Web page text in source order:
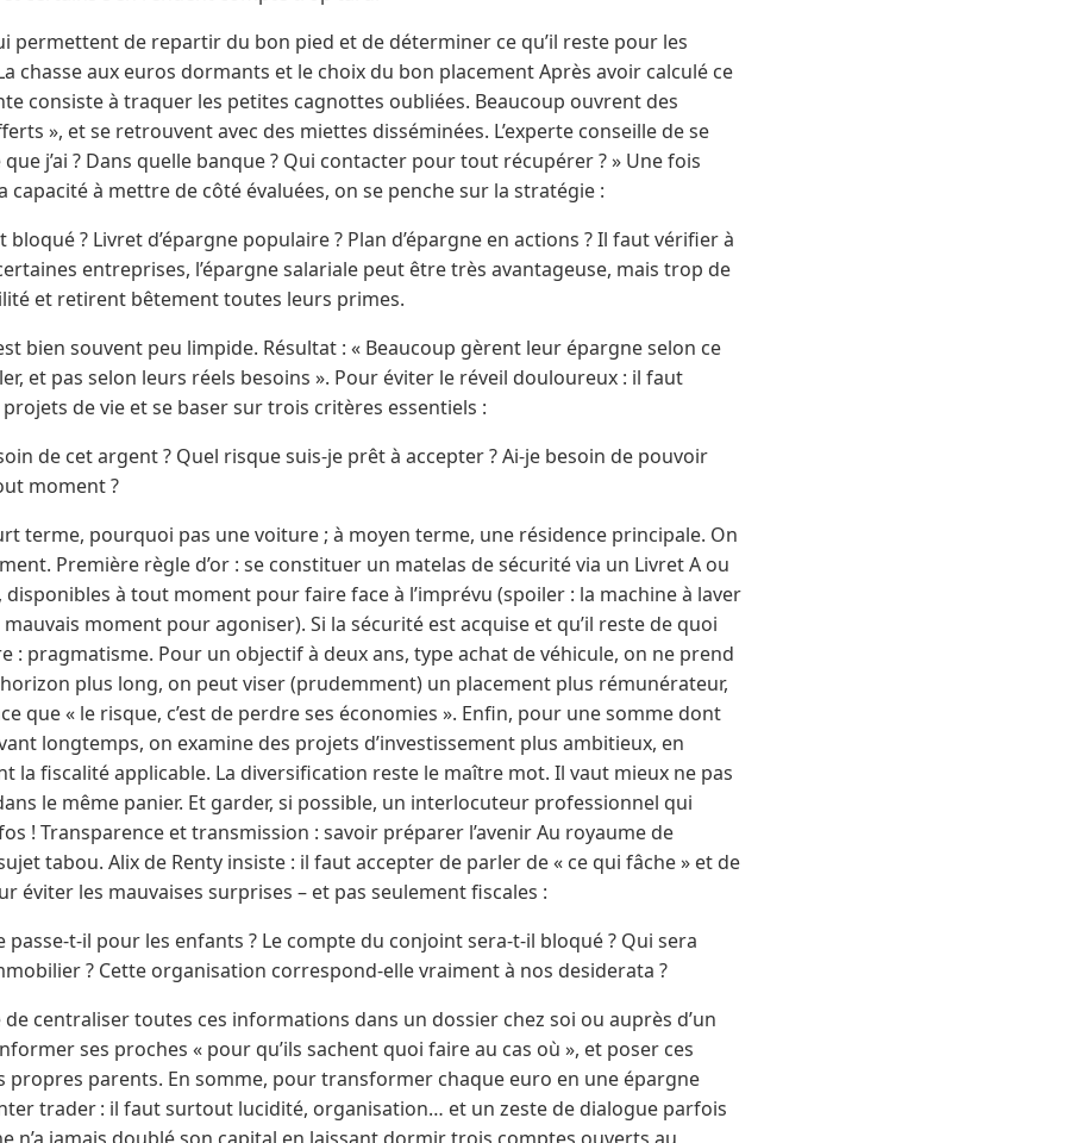
permettent de repartir du bon pied et de déterminer ce qu’il reste pour les
chasse aux euros dormants et le choix du bon placement Après avoir calculé ce
consiste à traquer les petites cagnottes oubliées. Beaucoup ouvrent des
», et se retrouvent avec des miettes disséminées. L’experte conseille de se
que j’ai ? Dans quelle banque ? Qui contacter pour tout récupérer ? » Une fois
capacité à mettre de côté évaluées, on se penche sur la stratégie :
? Livret d’épargne populaire ? Plan d’épargne en actions ? Il faut vérifier à
entreprises, l’épargne salariale peut être très avantageuse, mais trop de
et retirent bêtement toutes leurs primes.
bien souvent peu limpide. Résultat : « Beaucoup gèrent leur épargne selon ce
et pas selon leurs réels besoins ». Pour éviter le réveil douloureux : il faut
de vie et se baser sur trois critères essentiels :
de cet argent ? Quel risque suis-je prêt à accepter ? Ai-je besoin de pouvoir
moment ?
terme, pourquoi pas une voiture ; à moyen terme, une résidence principale. On
Première règle d’or : se constituer un matelas de sécurité via un Livret A ou
disponibles à tout moment pour faire face à l’imprévu (spoiler : la machine à laver
moment pour agoniser). Si la sécurité est acquise et qu’il reste de quoi
: pragmatisme. Pour un objectif à deux ans, type achat de véhicule, on ne prend
plus long, on peut viser (prudemment) un placement plus rémunérateur,
que « le risque, c’est de perdre ses économies ». Enfin, pour une somme dont
longtemps, on examine des projets d’investissement plus ambitieux, en
la fiscalité applicable. La diversification reste le maître mot. Il vaut mieux ne pas
le même panier. Et garder, si possible, un interlocuteur professionnel qui
! Transparence et transmission : savoir préparer l’avenir Au royaume de
sujet tabou. Alix de Renty insiste : il faut accepter de parler de « ce qui fâche » et de
éviter les mauvaises surprises – et pas seulement fiscales :
passe-t-il pour les enfants ? Le compte du conjoint sera-t-il bloqué ? Qui sera
? Cette organisation correspond-elle vraiment à nos desiderata ?
de centraliser toutes ces informations dans un dossier chez soi ou auprès d’un
ses proches « pour qu’ils sachent quoi faire au cas où », et poser ces
propres parents. En somme, pour transformer chaque euro en une épargne
trader : il faut surtout lucidité, organisation… et un zeste de dialogue parfois